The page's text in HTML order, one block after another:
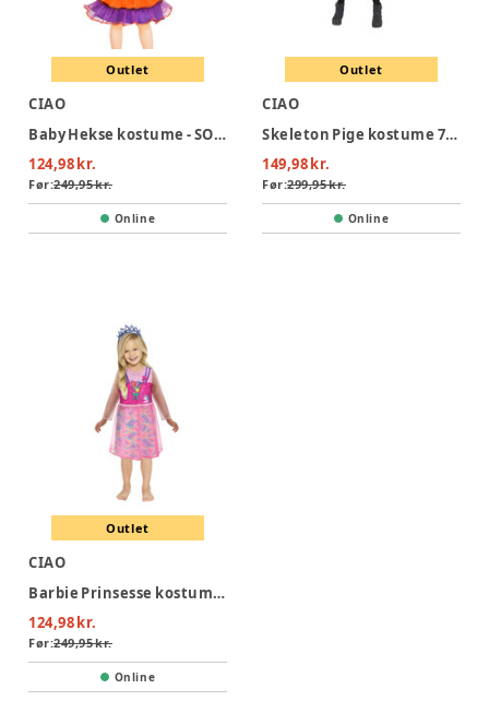
Outlet
CIAO
Baby Hekse kostume - SORT
124,98 kr.
Før:249,95 kr.
Online
Outlet
CIAO
Skeleton Pige kostume 7-10 år
149,98 kr.
Før:299,95 kr.
Online
Outlet
CIAO
Barbie Prinsesse kostume 3-4 år
124,98 kr.
Før:249,95 kr.
Online